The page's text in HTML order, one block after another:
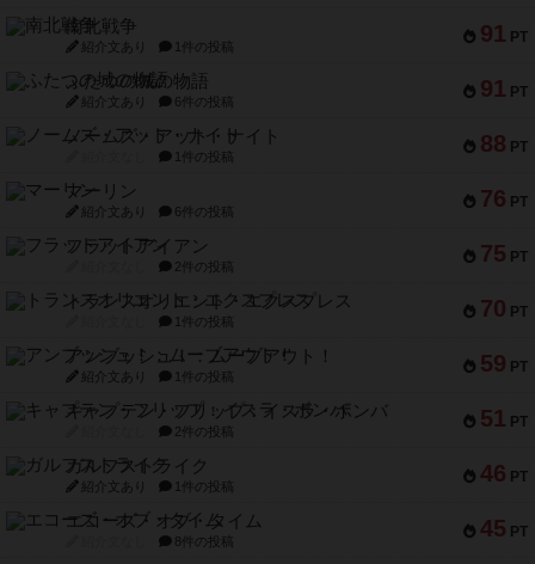
91 PT
南北戦争
紹介文あり 1件の投稿
91 PT
ふたつの城の物語
紹介文あり 6件の投稿
88 PT
ノームズ・アット・ナイト
1件の投稿
76 PT
マーリン
紹介文あり 6件の投稿
75 PT
フラットアイアン
2件の投稿
70 PT
トランスオリエント・エクスプレス
1件の投稿
59 PT
アンブッシュ！：ムーブアウト！
紹介文あり 1件の投稿
51 PT
キャプテン・フリップ：イスラ・ボンバ
2件の投稿
46 PT
ガルフストライク
紹介文あり 1件の投稿
45 PT
エコーズ・オブ・タイム
8件の投稿